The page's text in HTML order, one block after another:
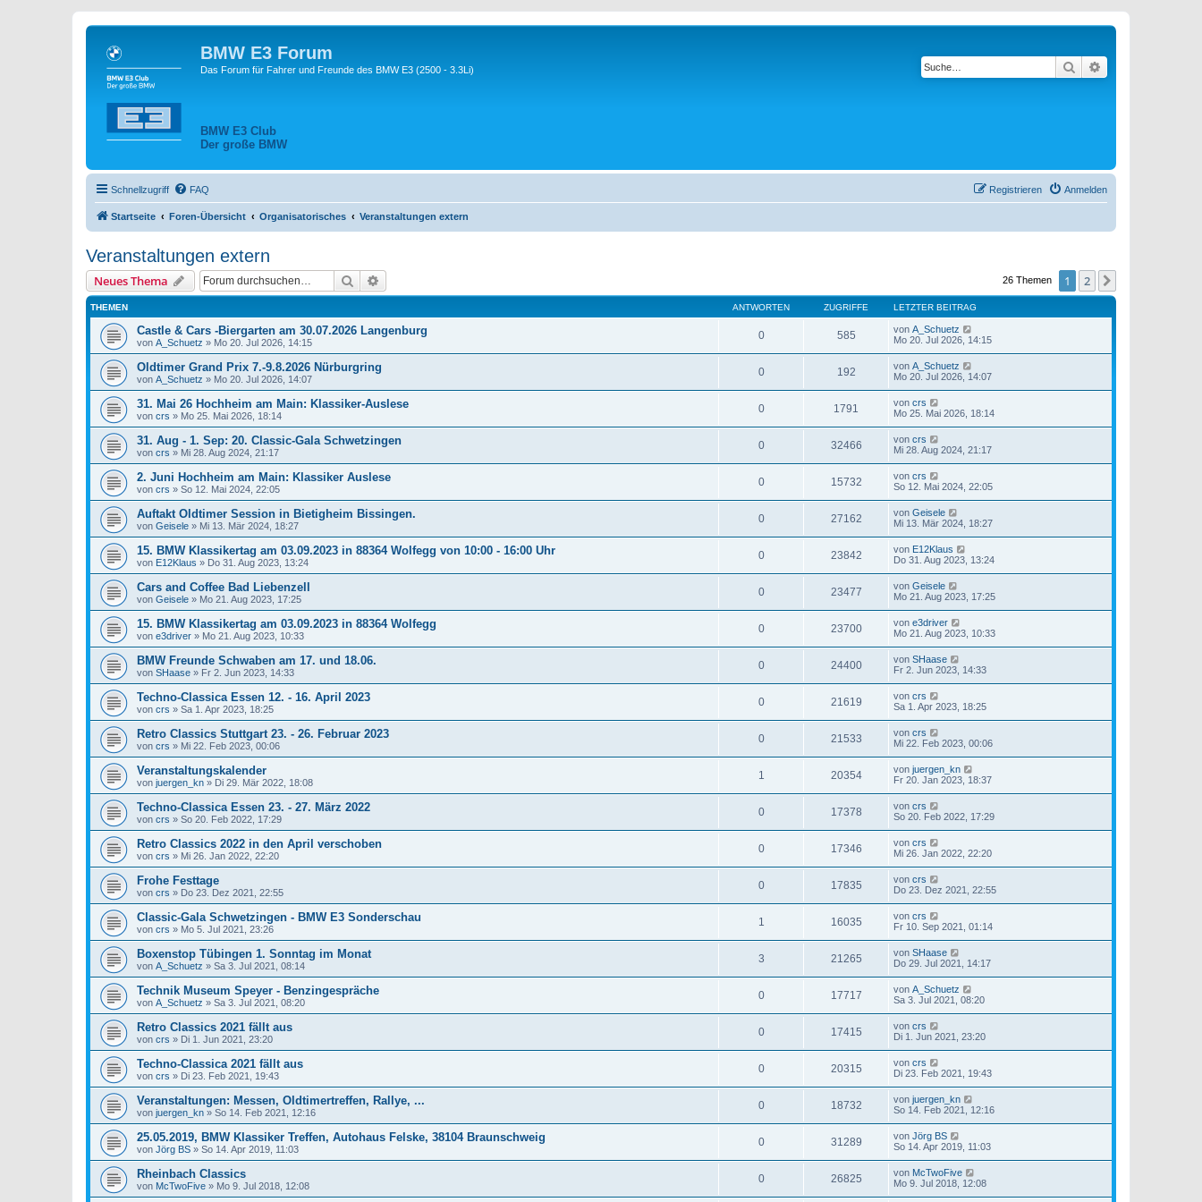
BMW E3 Forum
Das Forum für Fahrer und Freunde des BMW E3 (2500 - 3.3Li)
BMW E3 Club
Der große BMW
Suche
Schnellzugriff FAQ Anmelden
Registrieren
Startseite Foren-Übersicht Organisatorisches Veranstaltungen extern
Veranstaltungen extern
Neues Thema Suche 26 Themen 1 2
THEMEN ANTWORTEN ZUGRIFFE LETZTER BEITRAG
Castle & Cars -Biergarten am 30.07.2026 Langenburg
von A_Schuetz » Mo 20. Jul 2026, 14:15
0 585 von A_Schuetz
Mo 20. Jul 2026, 14:15
Oldtimer Grand Prix 7.-9.8.2026 Nürburgring
von A_Schuetz » Mo 20. Jul 2026, 14:07
0 192 von A_Schuetz
Mo 20. Jul 2026, 14:07
31. Mai 26 Hochheim am Main: Klassiker-Auslese
von crs » Mo 25. Mai 2026, 18:14
0 1791 von crs
Mo 25. Mai 2026, 18:14
31. Aug - 1. Sep: 20. Classic-Gala Schwetzingen
von crs » Mi 28. Aug 2024, 21:17
0 32466 von crs
Mi 28. Aug 2024, 21:17
2. Juni Hochheim am Main: Klassiker Auslese
von crs » So 12. Mai 2024, 22:05
0 15732 von crs
So 12. Mai 2024, 22:05
Auftakt Oldtimer Session in Bietigheim Bissingen.
von Geisele » Mi 13. Mär 2024, 18:27
0 27162 von Geisele
Mi 13. Mär 2024, 18:27
15. BMW Klassikertag am 03.09.2023 in 88364 Wolfegg von 10:00 - 16:00 Uhr
von E12Klaus » Do 31. Aug 2023, 13:24
0 23842 von E12Klaus
Do 31. Aug 2023, 13:24
Cars and Coffee Bad Liebenzell
von Geisele » Mo 21. Aug 2023, 17:25
0 23477 von Geisele
Mo 21. Aug 2023, 17:25
15. BMW Klassikertag am 03.09.2023 in 88364 Wolfegg
von e3driver » Mo 21. Aug 2023, 10:33
0 23700 von e3driver
Mo 21. Aug 2023, 10:33
BMW Freunde Schwaben am 17. und 18.06.
von SHaase » Fr 2. Jun 2023, 14:33
0 24400 von SHaase
Fr 2. Jun 2023, 14:33
Techno-Classica Essen 12. - 16. April 2023
von crs » Sa 1. Apr 2023, 18:25
0 21619 von crs
Sa 1. Apr 2023, 18:25
Retro Classics Stuttgart 23. - 26. Februar 2023
von crs » Mi 22. Feb 2023, 00:06
0 21533 von crs
Mi 22. Feb 2023, 00:06
Veranstaltungskalender
von juergen_kn » Di 29. Mär 2022, 18:08
1 20354 von juergen_kn
Fr 20. Jan 2023, 18:37
Techno-Classica Essen 23. - 27. März 2022
von crs » So 20. Feb 2022, 17:29
0 17378 von crs
So 20. Feb 2022, 17:29
Retro Classics 2022 in den April verschoben
von crs » Mi 26. Jan 2022, 22:20
0 17346 von crs
Mi 26. Jan 2022, 22:20
Frohe Festtage
von crs » Do 23. Dez 2021, 22:55
0 17835 von crs
Do 23. Dez 2021, 22:55
Classic-Gala Schwetzingen - BMW E3 Sonderschau
von crs » Mo 5. Jul 2021, 23:26
1 16035 von crs
Fr 10. Sep 2021, 01:14
Boxenstop Tübingen 1. Sonntag im Monat
von A_Schuetz » Sa 3. Jul 2021, 08:14
3 21265 von SHaase
Do 29. Jul 2021, 14:17
Technik Museum Speyer - Benzingespräche
von A_Schuetz » Sa 3. Jul 2021, 08:20
0 17717 von A_Schuetz
Sa 3. Jul 2021, 08:20
Retro Classics 2021 fällt aus
von crs » Di 1. Jun 2021, 23:20
0 17415 von crs
Di 1. Jun 2021, 23:20
Techno-Classica 2021 fällt aus
von crs » Di 23. Feb 2021, 19:43
0 20315 von crs
Di 23. Feb 2021, 19:43
Veranstaltungen: Messen, Oldtimertreffen, Rallye, ...
von juergen_kn » So 14. Feb 2021, 12:16
0 18732 von juergen_kn
So 14. Feb 2021, 12:16
25.05.2019, BMW Klassiker Treffen, Autohaus Felske, 38104 Braunschweig
von Jörg BS » So 14. Apr 2019, 11:03
0 31289 von Jörg BS
So 14. Apr 2019, 11:03
Rheinbach Classics
von McTwoFive » Mo 9. Jul 2018, 12:08
0 26825 von McTwoFive
Mo 9. Jul 2018, 12:08